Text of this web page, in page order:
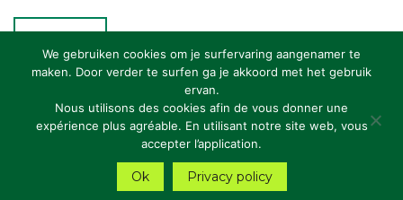
Lees meer
Copyright: RBFAS vzw
Privacy Statement
We gebruiken cookies om je surfervaring aangenamer te
maken. Door verder te surfen ga je akkoord met het gebruik
ervan.
Nous utilisons des cookies afin de vous donner une
expérience plus agréable. En utilisant notre site web, vous
accepter l’application.
Ok Privacy policy